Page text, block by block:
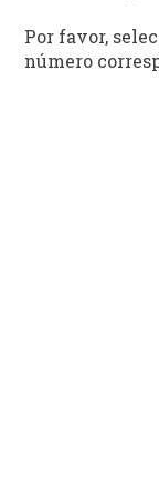
Por favor,
número